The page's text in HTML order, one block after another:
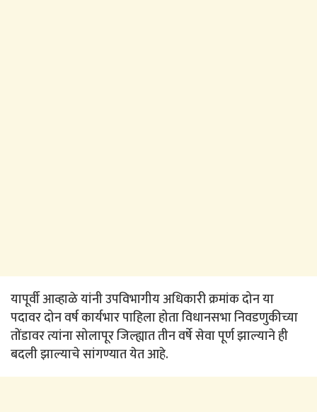
यापूर्वी आव्हाळे यांनी उपविभागीय अधिकारी क्रमांक दोन या
पदावर दोन वर्ष कार्यभार पाहिला होता विधानसभा निवडणुकीच्या
तोंडावर त्यांना सोलापूर जिल्ह्यात तीन वर्षे सेवा पूर्ण झाल्याने ही
बदली झाल्याचे सांगण्यात येत आहे.